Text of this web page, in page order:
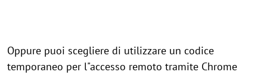
Oppure puoi scegliere di utilizzare un codice
temporaneo per l"accesso remoto tramite Chrome